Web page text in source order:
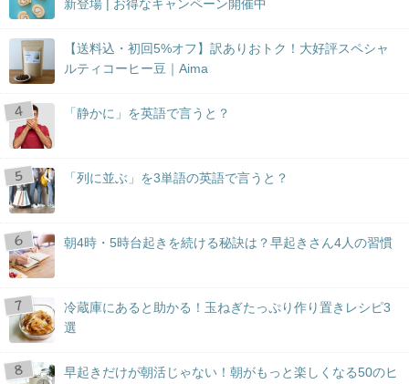
新登場 | お得なキャンペーン開催中
【送料込・初回5%オフ】訳ありおトク！大好評スペシャ
ルティコーヒー豆｜Aima
「静かに」を英語で言うと？
「列に並ぶ」を3単語の英語で言うと？
朝4時・5時台起きを続ける秘訣は？早起きさん4人の習慣
冷蔵庫にあると助かる！玉ねぎたっぷり作り置きレシピ3
選
早起きだけが朝活じゃない！朝がもっと楽しくなる50のヒ